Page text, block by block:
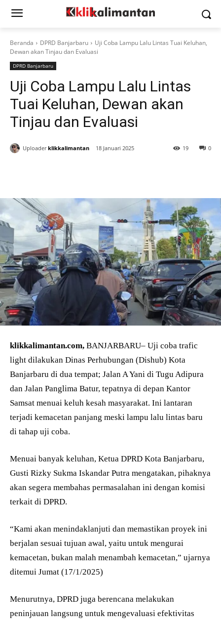
Beranda DPRD Banjarbaru
Uji Coba Lampu Lalu Lintas Tuai Keluhan,
Dewan akan Tinjau dan Evaluasi
DPRD Banjarbaru
Uji Coba Lampu Lalu Lintas
Tuai Keluhan, Dewan akan
Tinjau dan Evaluasi
Uploader klikkalimantan 18 Januari 2025 0
19
klikkalimantan.com, BANJARBARU– Uji coba trafic
light dilakukan Dinas Perhubungan (Dishub) Kota
Banjarbaru di dua tempat; Jalan A Yani di Tugu Adipura
dan Jalan Panglima Batur, tepatnya di depan Kantor
Samsat menuai keluh kesah masyarakat. Ini lantaran
terjadi kemacetan panjang meski lampu lalu lintas baru
di tahap uji coba.
Menuai banyak keluhan, Ketua DPRD Kota Banjarbaru,
Gusti Rizky Sukma Iskandar Putra mengatakan, pihaknya
akan segera membahas permasalahan ini dengan komisi
terkait di DPRD.
“Kami akan menindaklanjuti dan memastikan proyek ini
berjalan sesuai tujuan awal, yaitu untuk mengurai
kemacetan, bukan malah menambah kemacetan,” ujarnya
ditemui Jumat (17/1/2025)
Menurutnya, DPRD juga berencana melakukan
peninjauan langsung untuk mengevaluasi efektivitas